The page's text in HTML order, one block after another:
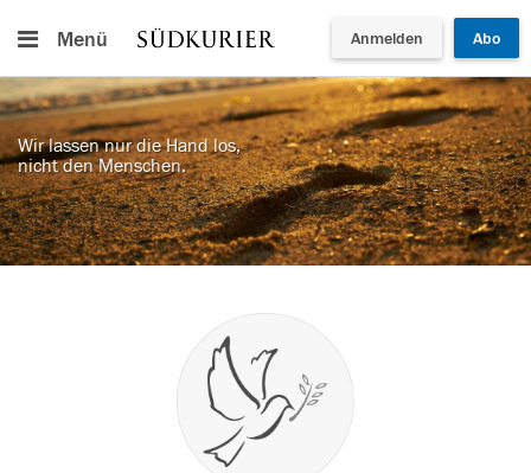
Menü Anmelden Abo
Wir lassen nur die Hand los,
nicht den Menschen.